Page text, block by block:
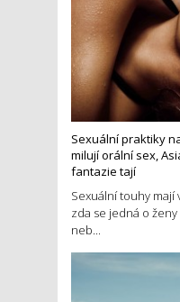
Sexuální praktiky
milují orální sex,
fantazie tají
Sexuální touhy
zda se jedná o
neb...